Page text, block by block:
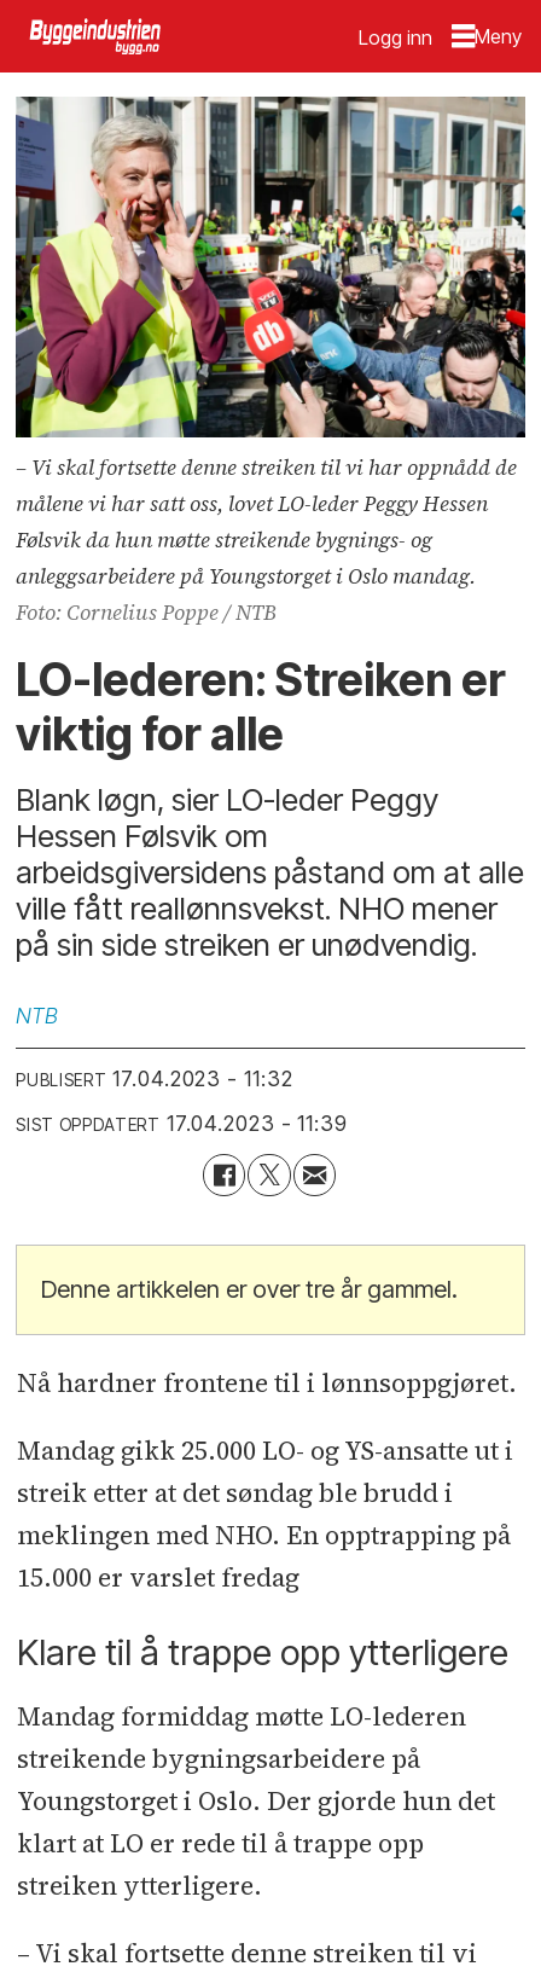
Logg inn
– Vi skal fortsette denne streiken til vi har oppnådd de
målene vi har satt oss, lovet LO-leder Peggy Hessen
Følsvik da hun møtte streikende bygnings- og
anleggsarbeidere på Youngstorget i Oslo mandag.
Foto: Cornelius Poppe / NTB
LO-lederen: Streiken er
viktig for alle
Blank løgn, sier LO-leder Peggy
Hessen Følsvik om
arbeidsgiversidens påstand om at alle
ville fått reallønnsvekst. NHO mener
på sin side streiken er unødvendig.
NTB
PUBLISERT 17.04.2023 - 11:32
SIST OPPDATERT 17.04.2023 - 11:39
Denne artikkelen er over tre år gammel.
Nå hardner frontene til i lønnsoppgjøret.
Mandag gikk 25.000 LO- og YS-ansatte ut i
streik etter at det søndag ble brudd i
meklingen med NHO. En opptrapping på
15.000 er varslet fredag
Klare til å trappe opp ytterligere
Mandag formiddag møtte LO-lederen
streikende bygningsarbeidere på
Youngstorget i Oslo. Der gjorde hun det
klart at LO er rede til å trappe opp
streiken ytterligere.
– Vi skal fortsette denne streiken til vi